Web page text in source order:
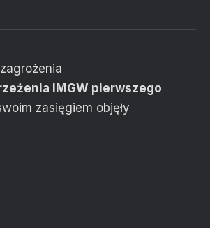
IMGW pierwszego
zasięgiem objęły